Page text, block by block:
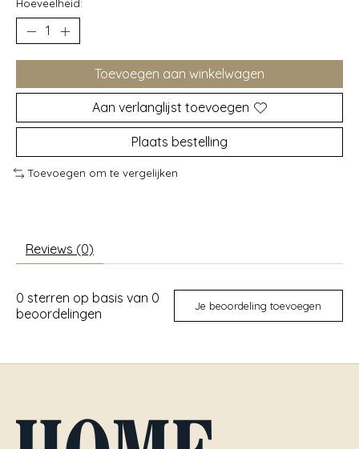
Hoeveelheid:
Toevoegen aan winkelwagen
Aan verlanglijst toevoegen
Plaats bestelling
Toevoegen om te vergelijken
Reviews (0)
0 sterren op basis van 0
beoordelingen
Je beoordeling toevoegen